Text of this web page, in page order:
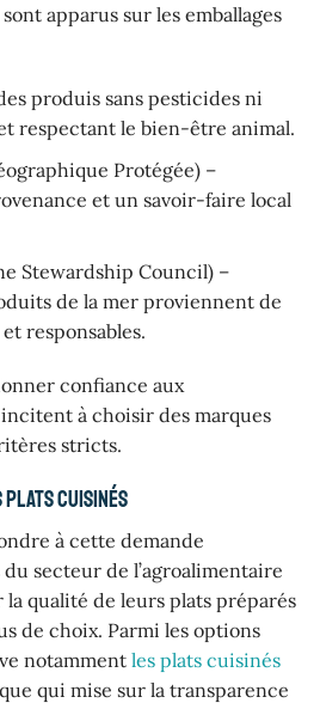
apparus sur les emballages
produis sans pesticides ni
respectant le bien-être animal.
Protégée) –
et un savoir-faire local
Stewardship Council) –
de la mer proviennent de
responsables.
confiance aux
à choisir des marques
stricts.
plats cuisinés
à cette demande
secteur de l’agroalimentaire
la qualité de leurs plats préparés
de choix. Parmi les options
notamment les plats cuisinés
qui mise sur la transparence